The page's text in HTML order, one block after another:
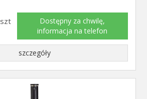
szt
Dostępny za chwilę,
informacja na telefon
szczegóły